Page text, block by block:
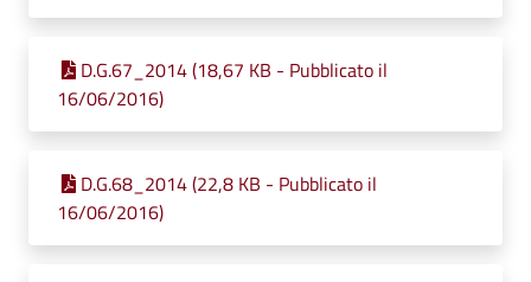
D.G.67_2014 (18,67 KB - Pubblicato il
16/06/2016)
D.G.68_2014 (22,8 KB - Pubblicato il
16/06/2016)